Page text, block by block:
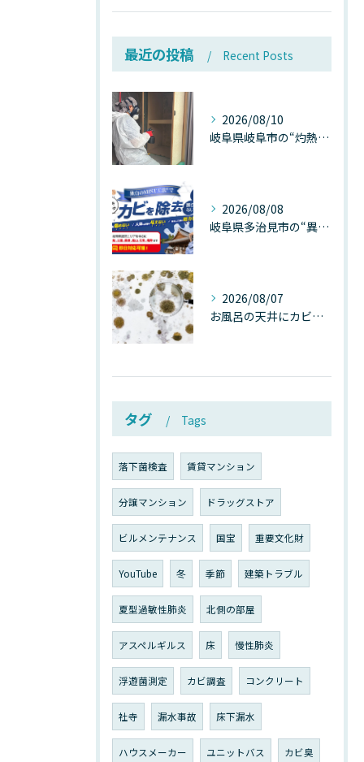
最近の投稿 Recent Posts
2026/08/10
岐阜県岐阜市の“灼熱気温”が建物内部を崩壊させる──深層カビが静かに家を蝕む温度差ショックの真実
2026/08/08
岐阜県多治見市の“異常な高温”が建物内部を破壊する──深層カビが急増する危険な温度差の正体
2026/08/07
お風呂の天井にカビが生えたら要注意！2026年8月の猛暑・高湿度で急増する浴室カビの原因と正しい対策
タグ Tags
落下菌検査 賃貸マンション
分譲マンション ドラッグストア
ビルメンテナンス 国宝 重要文化財
YouTube 冬 季節 建築トラブル
夏型過敏性肺炎 北側の部屋
アスペルギルス 床 慢性肺炎
浮遊菌測定 カビ調査 コンクリート
社寺 漏水事故 床下漏水
ハウスメーカー ユニットバス カビ臭